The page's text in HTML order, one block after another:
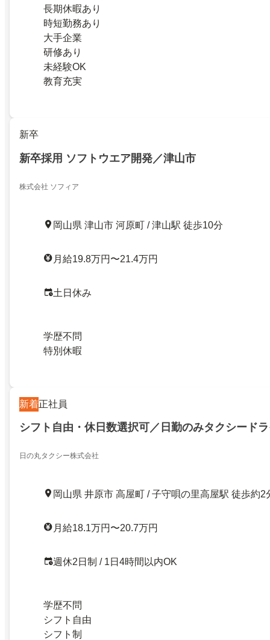
長期休暇あり
時短勤務あり
大手企業
研修あり
未経験OK
教育充実
新卒
新卒採用 ソフトウエア開発／津山市
株式会社 ソフィア
岡山県 津山市 河原町 / 津山駅 徒歩10分
月給19.8万円〜21.4万円
土日休み
学歴不問
特別休暇
新着正社員
シフト自由・休日数選択可／日勤のみタクシード
日の丸タクシー株式会社
岡山県 井原市 高屋町 / 子守唄の里高屋駅 徒歩約2
月給18.1万円〜20.7万円
週休2日制 / 1日4時間以内OK
学歴不問
シフト自由
シフト制